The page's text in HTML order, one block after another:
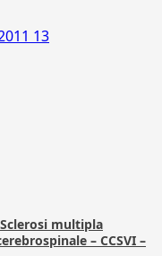
13
multipla
– CCSVI –